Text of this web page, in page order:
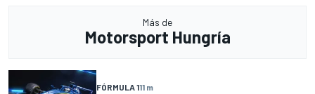
Más de
Motorsport Hungría
FÓRMULA 111 m